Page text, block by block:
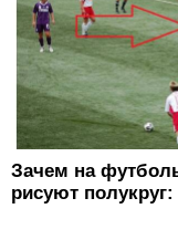
Зачем на
рисуют